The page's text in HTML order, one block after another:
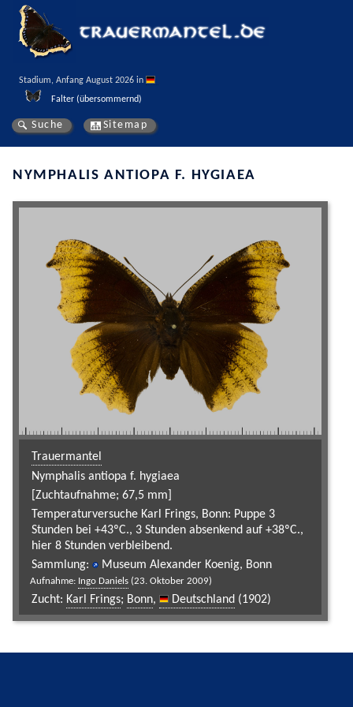
Stadium, Anfang August 2026 in
Falter (übersommernd)
Suche Sitemap
NYMPHALIS ANTIOPA F. HYGIAEA
Trauermantel
Nymphalis antiopa f. hygiaea
[Zuchtaufnahme; 67,5 mm]
Temperaturversuche Karl Frings, Bonn: Puppe 3
Stunden bei +43ºC., 3 Stunden absenkend auf +38ºC.,
hier 8 Stunden verbleibend.
Sammlung:
Museum Alexander Koenig, Bonn
Aufnahme: Ingo Daniels (23. Oktober 2009)
Zucht: Karl Frings; Bonn, Deutschland (1902)